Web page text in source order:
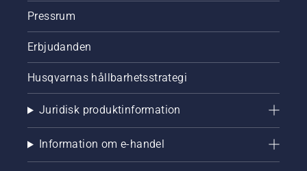
Pressrum
Erbjudanden
Husqvarnas hållbarhetsstrategi
Juridisk produktinformation
Information om e-handel